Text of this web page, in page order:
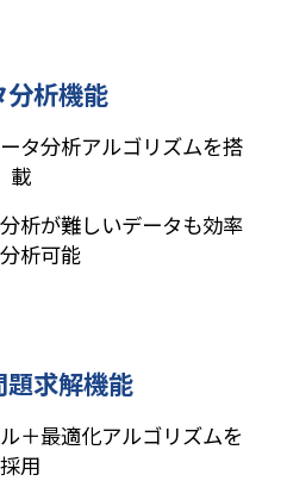
分析機能
タ分析アルゴリズムを搭
載
析が難しいデータも効率
析可能
題求解機能
＋最適化アルゴリズムを
採用